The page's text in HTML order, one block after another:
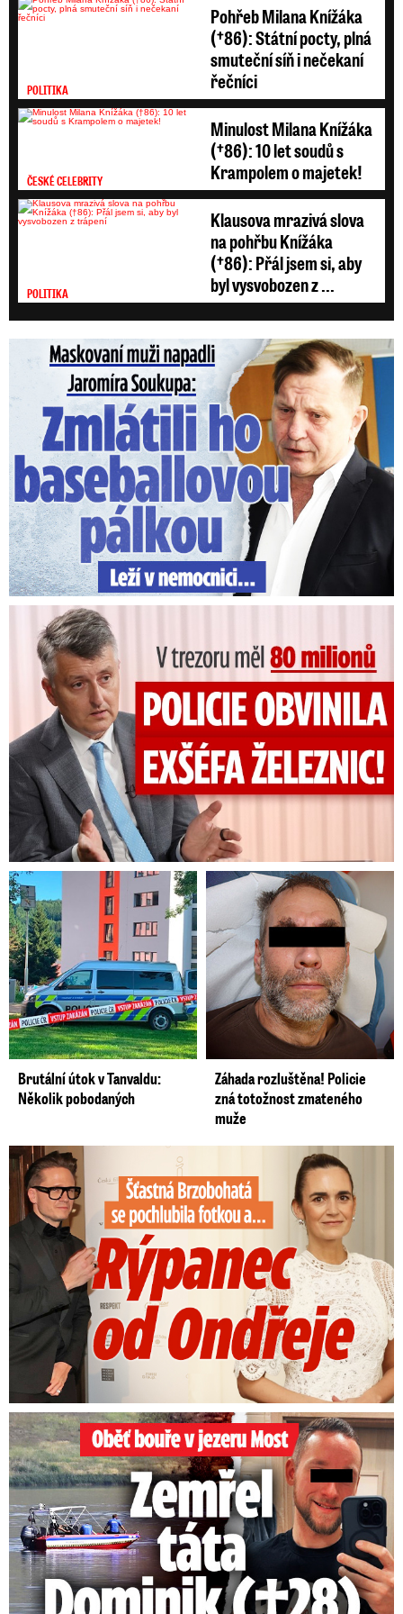
POLITIKA
Pohřeb Milana Knížáka
(†86): Státní pocty, plná
smuteční síň i nečekaní
řečníci
ČESKÉ CELEBRITY
Minulost Milana Knížáka
(†86): 10 let soudů s
Krampolem o majetek!
POLITIKA
Klausova mrazivá slova
na pohřbu Knížáka
(†86): Přál jsem si, aby
byl vysvobozen z ...
Maskovaní muži napadli Jaromíra Soukupa: Krvavá nakládačka
V trezoru měl 80 milionů: Policie obvinila exšéfa železnic!
Brutální útok v Tanvaldu:
Několik pobodaných
Záhada rozluštěna! Policie
zná totožnost zmateného
muže
Šťastná Brzobohatá se pochlubila fotkou: Rýpanec od Ondřeje
Oběť bouře v jezeru Most: Zemřel táta Dominik (†28)